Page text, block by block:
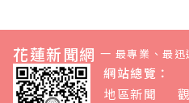
花蓮新聞網 — 最專業、最
網站總覽：
地區新聞